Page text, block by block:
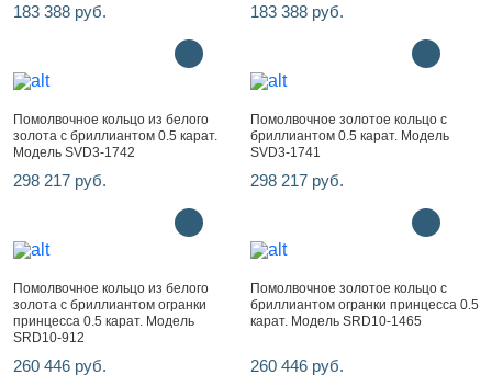
183 388 руб. 183 388 руб.
Помолвочное кольцо из белого
золота с бриллиантом 0.5 карат.
Модель SVD3-1742
298 217 руб.
Помолвочное золотое кольцо с
бриллиантом 0.5 карат. Модель
SVD3-1741
298 217 руб.
Помолвочное кольцо из белого
золота с бриллиантом огранки
принцесса 0.5 карат. Модель
SRD10-912
260 446 руб.
Помолвочное золотое кольцо с
бриллиантом огранки принцесса 0.5
карат. Модель SRD10-1465
260 446 руб.